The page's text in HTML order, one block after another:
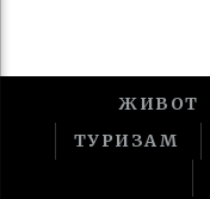
ЖИВОТ
ТУРИЗАМ